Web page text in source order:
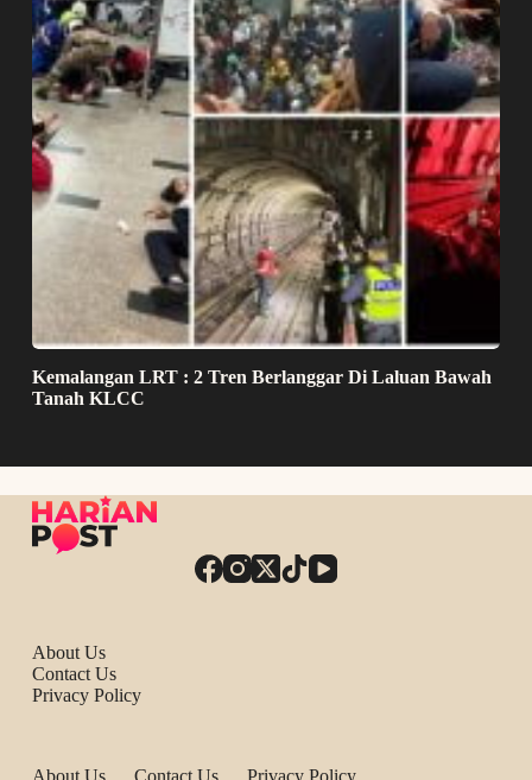
Kemalangan LRT : 2 Tren Berlanggar Di Laluan Bawah
Tanah KLCC
About Us
Contact Us
Privacy Policy
About Us Contact Us Privacy Policy